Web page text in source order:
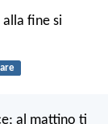
fine si
al mattino ti